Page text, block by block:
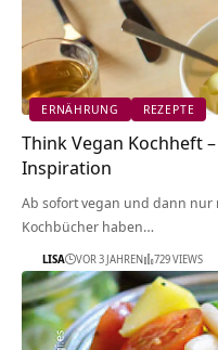
ERNÄHRUNG REZEPTE
Think Vegan Kochheft
Inspiration
Ab sofort vegan und dann nur
Kochbücher haben…
LISA VOR 3 JAHREN 729 VIEWS